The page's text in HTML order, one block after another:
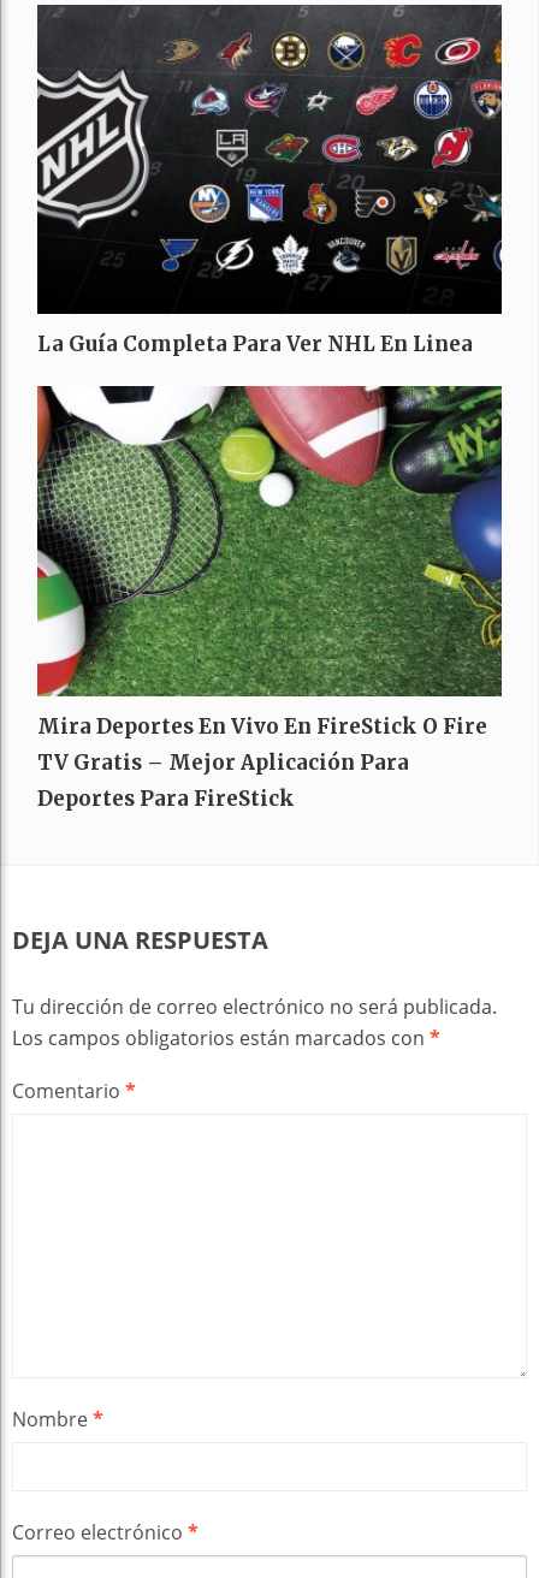
La Guía Completa Para Ver NHL En Linea
Mira Deportes En Vivo En FireStick O Fire
TV Gratis – Mejor Aplicación Para
Deportes Para FireStick
DEJA UNA RESPUESTA
Tu dirección de correo electrónico no será publicada.
Los campos obligatorios están marcados con *
Comentario *
Nombre*
Correo electrónico *